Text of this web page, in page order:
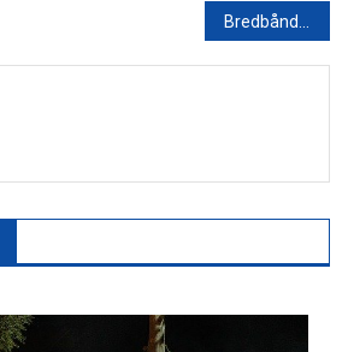
Bredbånd i landdistrikter: Udfordringer og løsninger for at sikre hurtigt internet overalt